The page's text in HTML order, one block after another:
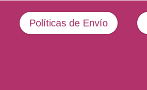
Políticas de Envío